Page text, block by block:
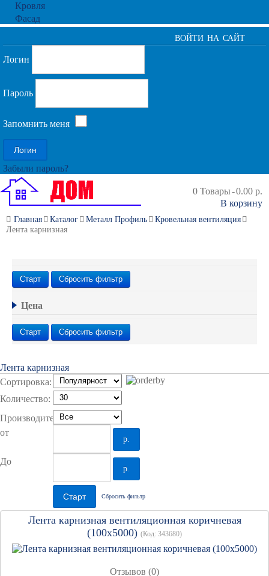
Кровля
Фасад
ВОЙТИ НА САЙТ
Логин
Пароль
Запомнить меня
Забыли пароль?
0 Товары-0.00 р.
В корзину
Главная Каталог Металл Профиль
Кровельная вентиляция
Лента карнизная
Старт Сбросить фильтр
Цена
Старт Сбросить фильтр
Лента карнизная
Сортировка:
Количество:
Производитель:
от
р.
До
р.
Сбросить фильтр
Лента карнизная вентиляционная коричневая
(100х5000) (Код: 343680)
Отзывов (0)